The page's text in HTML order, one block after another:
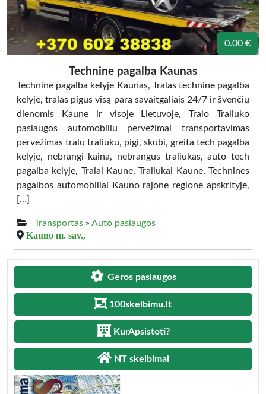
0.00 €
Technine pagalba Kaunas
Technine pagalba kelyje Kaunas, Tralas technine pagalba
kelyje, tralas pigus visą parą savaitgaliais 24/7 ir švenčių
dienomis Kaune ir visoje Lietuvoje, Tralo Traliuko
paslaugos automobiliu pervežimai transportavimas
pervežimas tralu traliuku, pigi, skubi, greita tech pagalba
kelyje, nebrangi kaina, nebrangus traliukas, auto tech
pagalba kelyje, Tralai Kaune, Traliukai Kaune, Technines
pagalbos automobiliai Kauno rajone regione apskrityje,
[…]
Transportas » Auto paslaugos
Kauno m. sav.,
Geros paslaugos
100skelbimu.lt
KurApsistoti?
NT skelbimai